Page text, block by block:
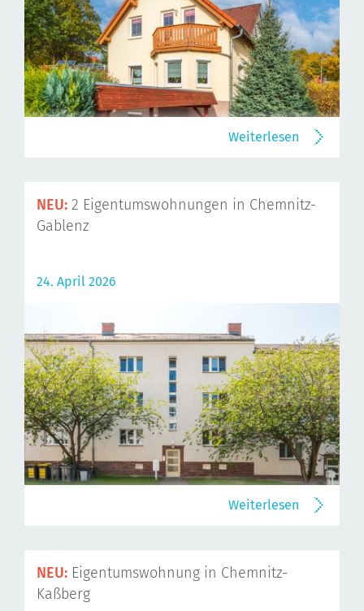
Weiterlesen
NEU: 2 Eigentumswohnungen in Chemnitz-
Gablenz
24. April 2026
Weiterlesen
NEU: Eigentumswohnung in Chemnitz-
Kaßberg